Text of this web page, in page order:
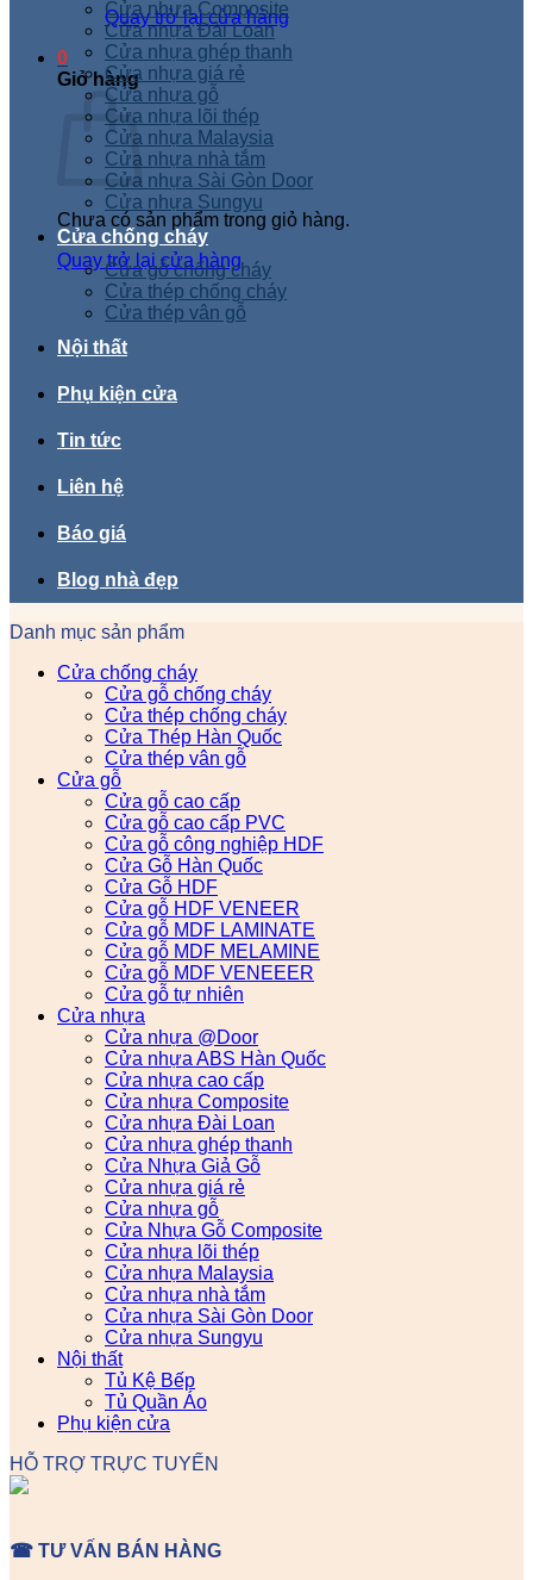
Quay trở lại cửa hàng
0
Giỏ hàng
Chưa có sản phẩm trong giỏ hàng.
Quay trở lại cửa hàng
Cửa nhựa Composite
Cửa nhựa Đài Loan
Cửa nhựa ghép thanh
Cửa nhựa giá rẻ
Cửa nhựa gỗ
Cửa nhựa lõi thép
Cửa nhựa Malaysia
Cửa nhựa nhà tắm
Cửa nhựa Sài Gòn Door
Cửa nhựa Sungyu
Cửa chống cháy
Cửa gỗ chống cháy
Cửa thép chống cháy
Cửa thép vân gỗ
Nội thất
Phụ kiện cửa
Tin tức
Liên hệ
Báo giá
Blog nhà đẹp
Danh mục sản phẩm
Cửa chống cháy
Cửa gỗ chống cháy
Cửa thép chống cháy
Cửa Thép Hàn Quốc
Cửa thép vân gỗ
Cửa gỗ
Cửa gỗ cao cấp
Cửa gỗ cao cấp PVC
Cửa gỗ công nghiệp HDF
Cửa Gỗ Hàn Quốc
Cửa Gỗ HDF
Cửa gỗ HDF VENEER
Cửa gỗ MDF LAMINATE
Cửa gỗ MDF MELAMINE
Cửa gỗ MDF VENEEER
Cửa gỗ tự nhiên
Cửa nhựa
Cửa nhựa @Door
Cửa nhựa ABS Hàn Quốc
Cửa nhựa cao cấp
Cửa nhựa Composite
Cửa nhựa Đài Loan
Cửa nhựa ghép thanh
Cửa Nhựa Giả Gỗ
Cửa nhựa giá rẻ
Cửa nhựa gỗ
Cửa Nhựa Gỗ Composite
Cửa nhựa lõi thép
Cửa nhựa Malaysia
Cửa nhựa nhà tắm
Cửa nhựa Sài Gòn Door
Cửa nhựa Sungyu
Nội thất
Tủ Kệ Bếp
Tủ Quần Áo
Phụ kiện cửa
HỖ TRỢ TRỰC TUYẾN
☎ TƯ VẤN BÁN HÀNG